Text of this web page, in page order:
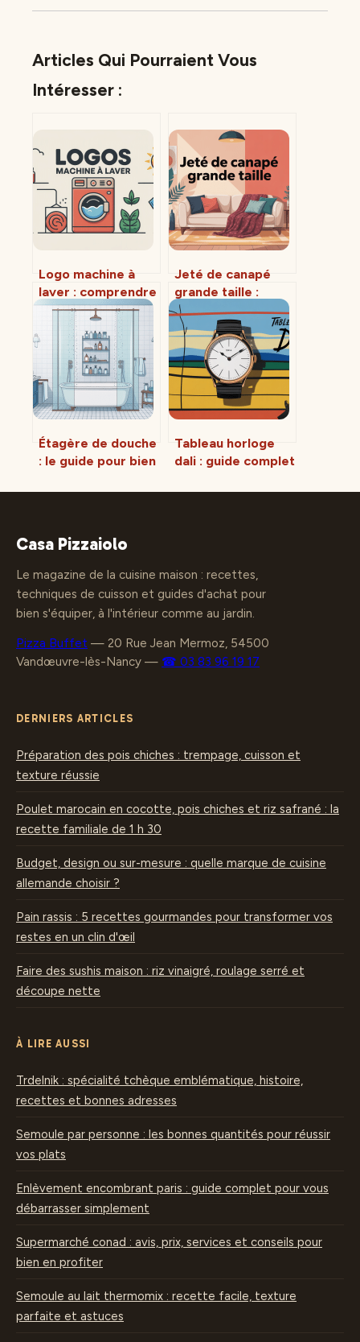
Articles Qui Pourraient Vous
Intéresser :
Logo machine à
laver : comprendre
les symboles et
éviter les erreurs
de lavage
Jeté de canapé
grande taille :
conseils pour bien
choisir et bien
couvrir
Étagère de douche
: le guide pour bien
votre espace
Tableau horloge
dali : guide complet
décoration
Casa Pizzaiolo
Le magazine de la cuisine maison : recettes,
techniques de cuisson et guides d'achat pour
bien s'équiper, à l'intérieur comme au jardin.
Pizza Buffet — 20 Rue Jean Mermoz, 54500
Vandœuvre-lès-Nancy — ☎ 03 83 96 19 17
DERNIERS ARTICLES
Préparation des pois chiches : trempage, cuisson et
texture réussie
Poulet marocain en cocotte, pois chiches et riz safrané : la
recette familiale de 1 h 30
Budget, design ou sur-mesure : quelle marque de cuisine
allemande choisir ?
Pain rassis : 5 recettes gourmandes pour transformer vos
restes en un clin d'œil
Faire des sushis maison : riz vinaigré, roulage serré et
découpe nette
À LIRE AUSSI
Trdelnik : spécialité tchèque emblématique, histoire,
recettes et bonnes adresses
Semoule par personne : les bonnes quantités pour réussir
vos plats
Enlèvement encombrant paris : guide complet pour vous
débarrasser simplement
Supermarché conad : avis, prix, services et conseils pour
bien en profiter
Semoule au lait thermomix : recette facile, texture
parfaite et astuces